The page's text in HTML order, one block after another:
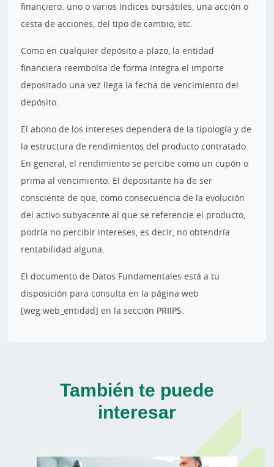
financiero: uno o varios índices bursátiles, una acción o
cesta de acciones, del tipo de cambio, etc.
Como en cualquier depósito a plazo, la entidad
financiera reembolsa de forma íntegra el importe
depositado una vez llega la fecha de vencimiento del
depósito.
El abono de los intereses dependerá de la tipología y de
la estructura de rendimientos del producto contratado.
En general, el rendimiento se percibe como un cupón o
prima al vencimiento. El depositante ha de ser
consciente de que, como consecuencia de la evolución
del activo subyacente al que se referencie el producto,
podría no percibir intereses, es decir, no obtendría
rentabilidad alguna.
El documento de Datos Fundamentales está a tu
disposición para consulta en la página web
[weg:web_entidad] en la sección PRIIPS.
También te puede
interesar